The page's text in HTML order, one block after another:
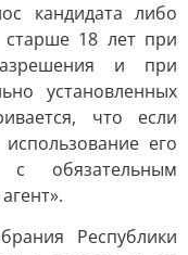
кандидата либо
18 лет при
и при
установленных
что если
его
с обязательным
Республики